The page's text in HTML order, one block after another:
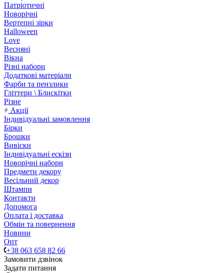
Патріотичні
Новорічні
Вертепні зірки
Halloween
Love
Весняні
Вікна
Різні набори
Додаткові матеріали
Фарби та пензлики
Гліттери \ Блискітки
Різне
Акції
Індивідуальні замовлення
Бірки
Брошки
Вивіски
Індивідуальні ескізи
Новорічні набори
Предмети декору
Весільний декор
Штампи
Контакти
Допомога
Оплата і доставка
Обмін та повернення
Новини
Опт
+38 063 658 82 66
Замовити дзвінок
Задати питання